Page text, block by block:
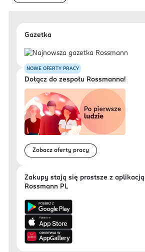
Gazetka
NOWE OFERTY PRACY
Dołącz do zespołu Rossmanna!
Zobacz oferty pracy
Zakupy stają się prostsze z aplikacją
Rossmann PL